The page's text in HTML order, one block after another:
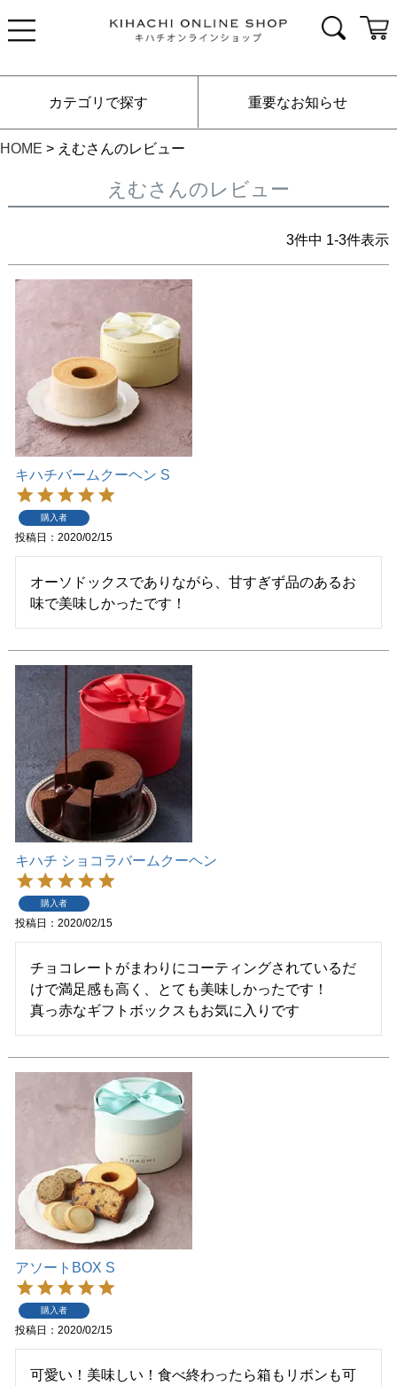
カテゴリで探す 重要なお知らせ
HOME えむさんのレビュー
えむさんのレビュー
3件中 1-3件表示
キハチバームクーヘン S
購入者
投稿日 2020/02/15
オーソドックスでありながら、甘すぎず品のあるお
味で美味しかったです！
キハチ ショコラバームクーヘン
購入者
投稿日 2020/02/15
チョコレートがまわりにコーティングされているだ
けで満足感も高く、とても美味しかったです！
真っ赤なギフトボックスもお気に入りです
アソートBOX S
購入者
投稿日 2020/02/15
可愛い！美味しい！食べ終わったら箱もリボンも可